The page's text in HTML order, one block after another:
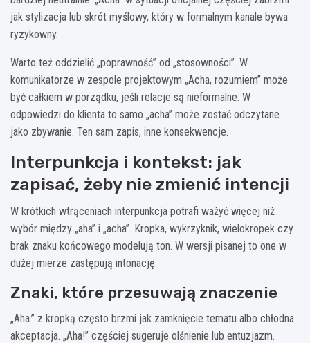
jak stylizacja lub skrót myślowy, który w formalnym kanale bywa
ryzykowny.
Warto też oddzielić „poprawność” od „stosowności”. W
komunikatorze w zespole projektowym „Acha, rozumiem” może
być całkiem w porządku, jeśli relacje są nieformalne. W
odpowiedzi do klienta to samo „acha” może zostać odczytane
jako zbywanie. Ten sam zapis, inne konsekwencje.
Interpunkcja i kontekst: jak
zapisać, żeby nie zmienić intencji
W krótkich wtrąceniach interpunkcja potrafi ważyć więcej niż
wybór między „aha” i „acha”. Kropka, wykrzyknik, wielokropek czy
brak znaku końcowego modelują ton. W wersji pisanej to one w
dużej mierze zastępują intonację.
Znaki, które przesuwają znaczenie
„Aha.” z kropką często brzmi jak zamknięcie tematu albo chłodna
akceptacja. „Aha!” częściej sugeruje olśnienie lub entuzjazm.